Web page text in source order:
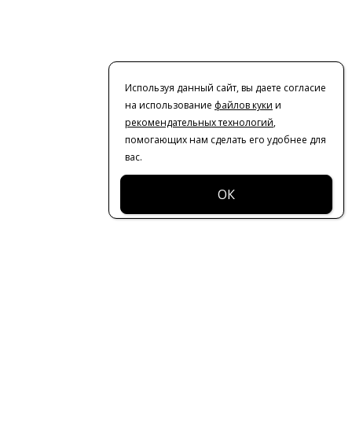
Используя данный сайт, вы даете согласие
на использование файлов куки и
рекомендательных технологий,
помогающих нам сделать его удобнее для
вас.